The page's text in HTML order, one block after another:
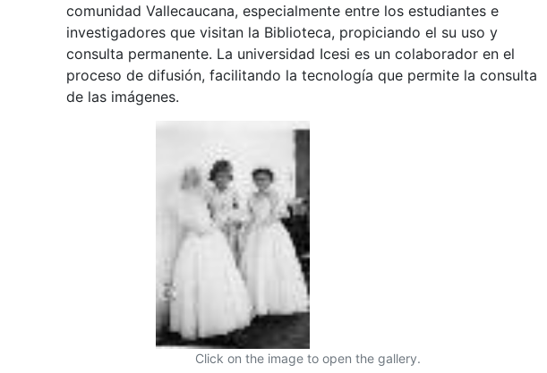
comunidad Vallecaucana, especialmente entre los estudiantes e
investigadores que visitan la Biblioteca, propiciando el su uso y
consulta permanente. La universidad Icesi es un colaborador en el
proceso de difusión, facilitando la tecnología que permite la consulta
de las imágenes.
Click on the image to open the gallery.